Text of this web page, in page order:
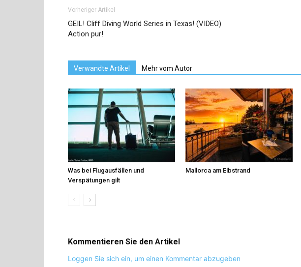
Vorheriger Artikel
GEIL! Cliff Diving World Series in Texas! (VIDEO)
Action pur!
Verwandte Artikel Mehr vom Autor
Was bei Flugausfällen und
Verspätungen gilt
Mallorca am Elbstrand
Kommentieren Sie den Artikel
Loggen Sie sich ein, um einen Kommentar abzugeben